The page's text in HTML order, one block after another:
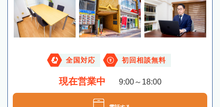
全国対応 初回相談無料
現在営業中 9:00～18:00